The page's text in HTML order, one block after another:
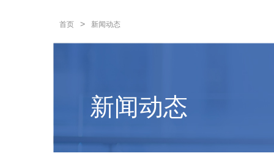
首页 > 新闻动态
新闻动态